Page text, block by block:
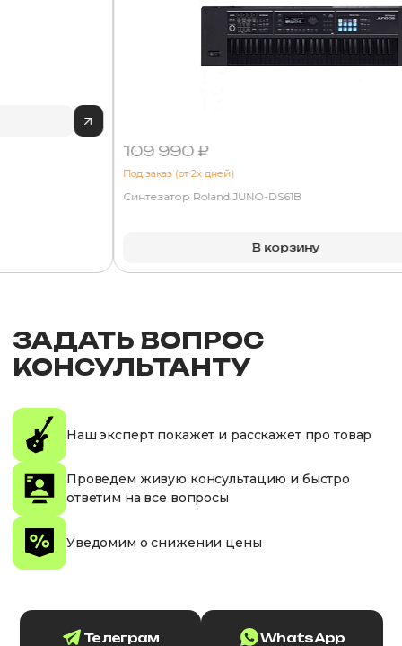
109 990 ₽
Под заказ (от 2х дней)
Синтезатор Roland JUNO-DS61B
В корзину
ЗАДАТЬ ВОПРОС
КОНСУЛЬТАНТУ
Наш эксперт покажет и расскажет про товар
Проведем живую консультацию и быстро
ответим на все вопросы
Уведомим о снижении цены
Телеграм WhatsApp